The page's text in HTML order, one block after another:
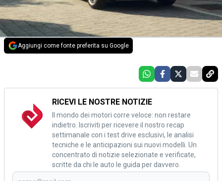
Aggiungi come fonte preferita su Google
RICEVI LE NOSTRE NOTIZIE
Il mondo dei motori corre veloce: non restare
indietro. Iscriviti per ricevere il nostro recap
settimanale con i test drive esclusivi, le analisi
tecniche e le anticipazioni sui nuovi modelli. Un
concentrato di notizie selezionate e verificate,
scritte da chi le auto le guida per davvero.